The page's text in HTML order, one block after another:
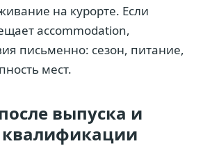
на курорте. Если
accommodation,
письменно: сезон, питание,
мест.
выпуска и